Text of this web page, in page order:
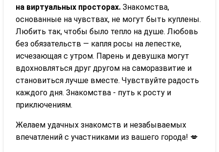
на виртуальных просторах. Знакомства,
основанные на чувствах, не могут быть куплены.
Любить так, чтобы было тепло на душе. Любовь
без обязательств — капля росы на лепестке,
исчезающая с утром. Парень и девушка могут
вдохновляться друг другом на саморазвитие и
становиться лучше вместе. Чувствуйте радость
каждого дня. Знакомства - путь к росту и
приключениям.
Желаем удачных знакомств и незабываемых
впечатлений с участниками из вашего города! 💋